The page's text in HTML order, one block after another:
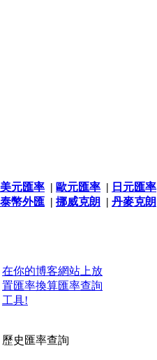
美元匯率 | 歐元匯率 | 日元匯率
泰幣外匯 | 挪威克朗 | 丹麥克朗
在你的博客網站上放
置匯率換算匯率查詢
工具!
歷史匯率查詢